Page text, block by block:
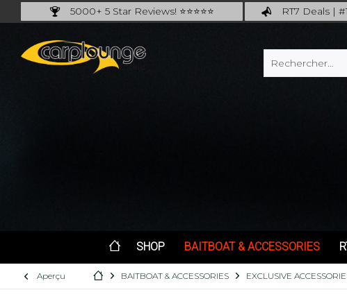
5000+ 5 Star Reviews! ⭐⭐⭐⭐⭐
RT7 Deals |
SHOP BAITBOAT & ACCESSORIES
Aperçu BAITBOAT & ACCESSORIES EXCLUSIVE